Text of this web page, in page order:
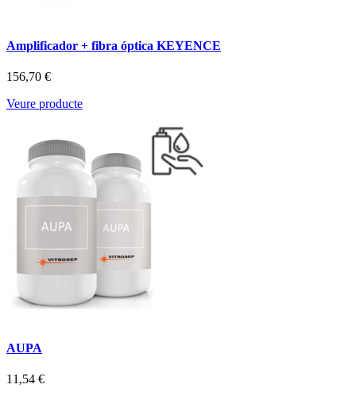
Amplificador + fibra óptica KEYENCE
156,70 €
Veure producte
AUPA
11,54 €